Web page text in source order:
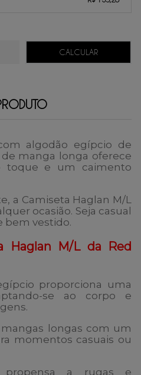
algodão egípcio de
manga longa oferece
toque e um caimento
a Camiseta Haglan M/L
ocasião. Seja casual
bem vestido.
Haglan M/L da Red
proporciona uma
se ao corpo e
longas com um
momentos casuais ou
propensa a rugas e